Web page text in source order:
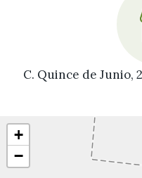
C. Quince de Junio,
+
−